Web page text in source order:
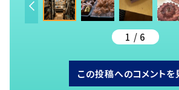
1 / 6
この投稿へのコメントを